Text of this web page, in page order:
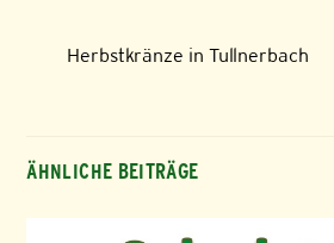
Herbstkränze in Tullnerbach
ÄHNLICHE BEITRÄGE